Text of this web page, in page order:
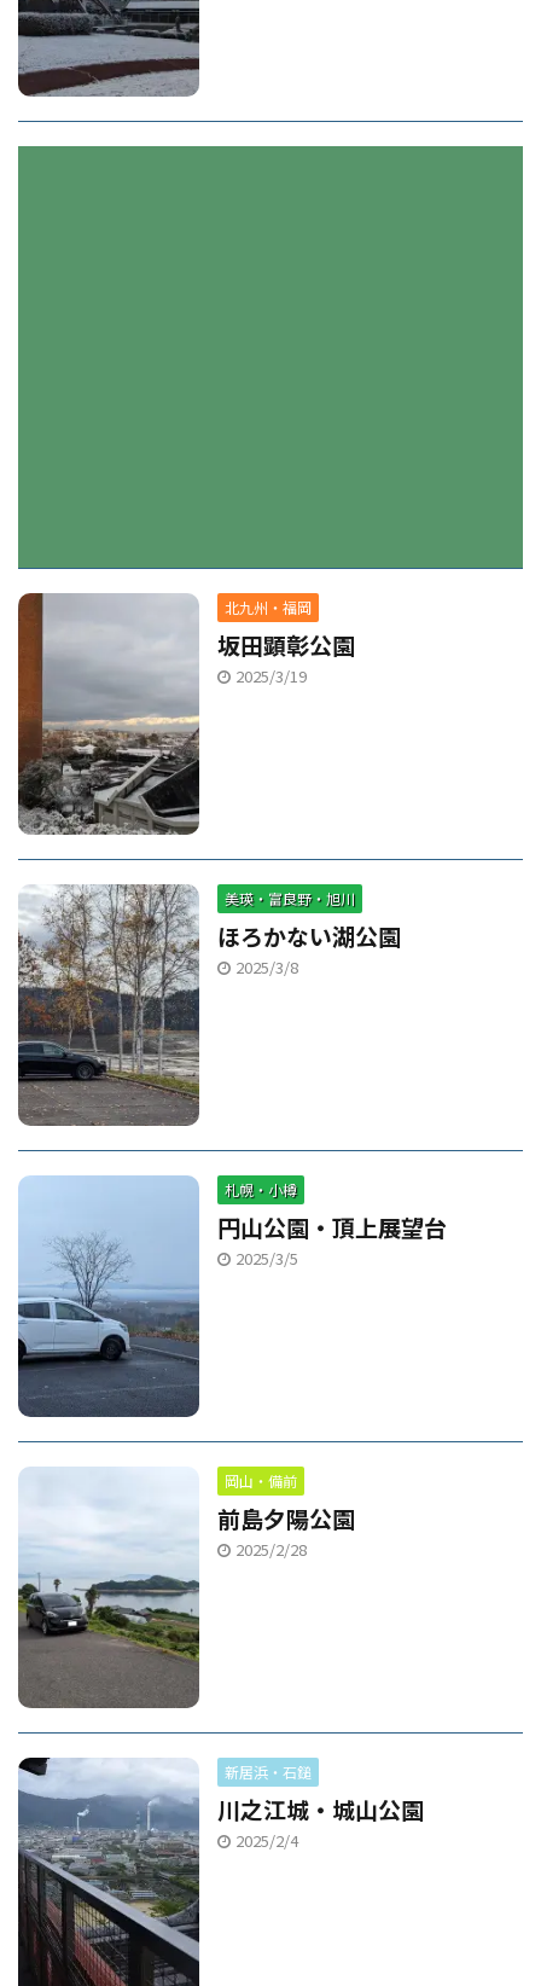
北九州・福岡
坂田顕彰公園
2025/3/19
美瑛・富良野・旭川
ほろかない湖公園
2025/3/8
札幌・小樽
円山公園・頂上展望台
2025/3/5
岡山・備前
前島夕陽公園
2025/2/28
新居浜・石鎚
川之江城・城山公園
2025/2/4